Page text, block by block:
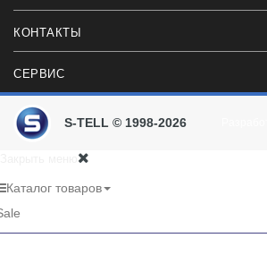
КОНТАКТЫ
СЕРВИС
S-TELL © 1998-2026
Каталог товаров